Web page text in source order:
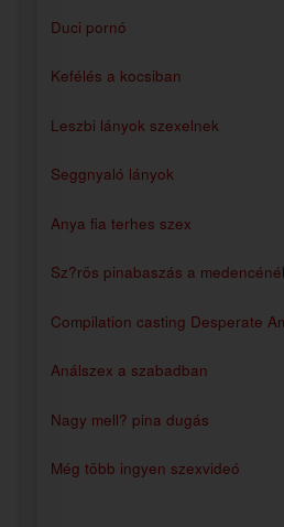
Duci pornó
Kefélés a kocsiban
Leszbi lányok szexelnek
Seggnyaló lányok
Anya fia terhes szex
Sz?rös pinabaszás a medencénél
Compilation casting Desperate
Análszex a szabadban
Nagy mell? pina dugás
Még több ingyen szexvideó